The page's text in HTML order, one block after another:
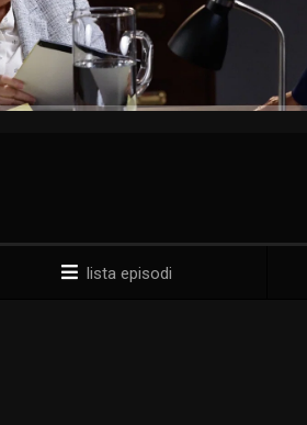
lista episodi